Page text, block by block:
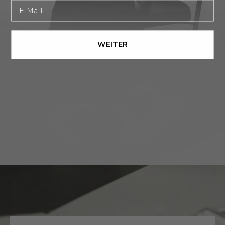
unterstreichen, während Sie die Energie des Sturms
in Ihrer Reichweite halten.
E-Mail
WEITER